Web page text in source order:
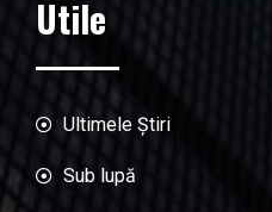
Utile
Ultimele Știri
Sub lupă